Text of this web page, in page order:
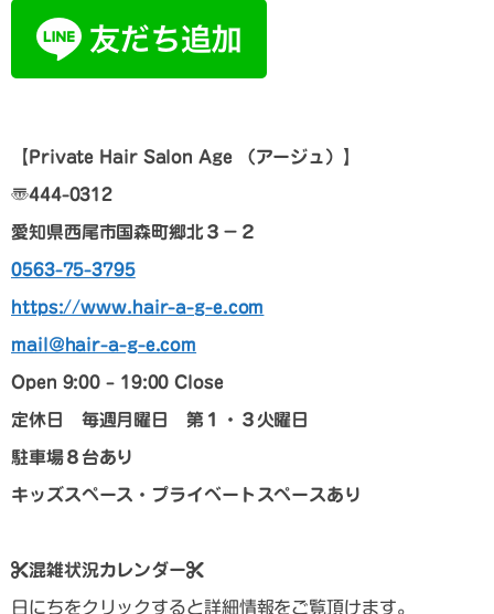
【Private Hair Salon Age （アージュ） 】
〠444-0312
愛知県西尾市国森町郷北３－２
0563-75-3795
https://www.hair-a-g-e.com
mail@hair-a-g-e.com
Open 9:00 – 19:00 Close
定休日 毎週月曜日 第１・３火曜日
駐車場８台あり
キッズスペース・プライベートスペースあり
混雑状況カレンダー
日にちをクリックすると詳細情報をご覧頂けます。